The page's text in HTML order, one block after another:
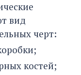
вид
черт:
костей;